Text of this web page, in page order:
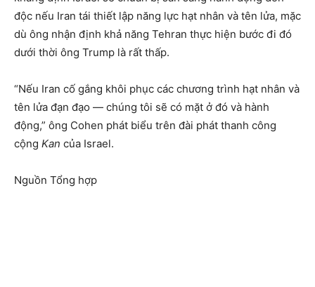
độc nếu Iran tái thiết lập năng lực hạt nhân và tên lửa, mặc
dù ông nhận định khả năng Tehran thực hiện bước đi đó
dưới thời ông Trump là rất thấp.
“Nếu Iran cố gắng khôi phục các chương trình hạt nhân và
tên lửa đạn đạo — chúng tôi sẽ có mặt ở đó và hành
động,” ông Cohen phát biểu trên đài phát thanh công
cộng Kan của Israel.
Nguồn Tổng hợp